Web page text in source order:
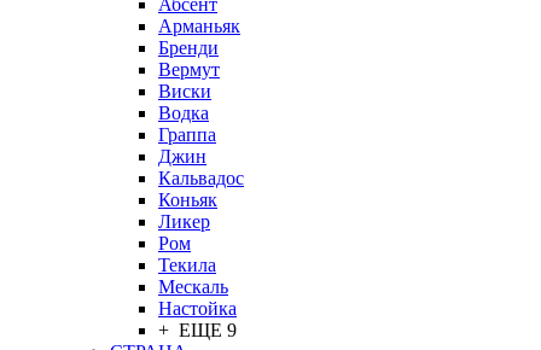
Абсент
Арманьяк
Бренди
Вермут
Виски
Водка
Граппа
Джин
Кальвадос
Коньяк
Ликер
Ром
Текила
Мескаль
Настойка
+ ЕЩЕ 9